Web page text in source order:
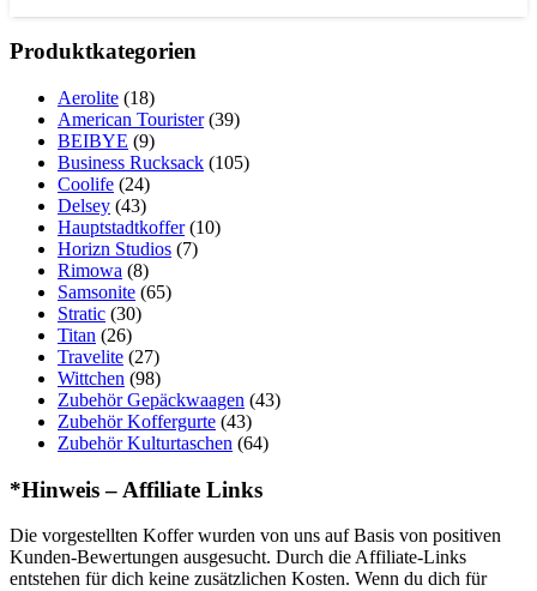
Produktkategorien
Aerolite (18)
American Tourister (39)
BEIBYE (9)
Business Rucksack (105)
Coolife (24)
Delsey (43)
Hauptstadtkoffer (10)
Horizn Studios (7)
Rimowa (8)
Samsonite (65)
Stratic (30)
Titan (26)
Travelite (27)
Wittchen (98)
Zubehör Gepäckwaagen (43)
Zubehör Koffergurte (43)
Zubehör Kulturtaschen (64)
*Hinweis – Affiliate Links
Die vorgestellten Koffer wurden von uns auf Basis von positiven
Kunden-Bewertungen ausgesucht. Durch die Affiliate-Links
entstehen für dich keine zusätzlichen Kosten. Wenn du dich für